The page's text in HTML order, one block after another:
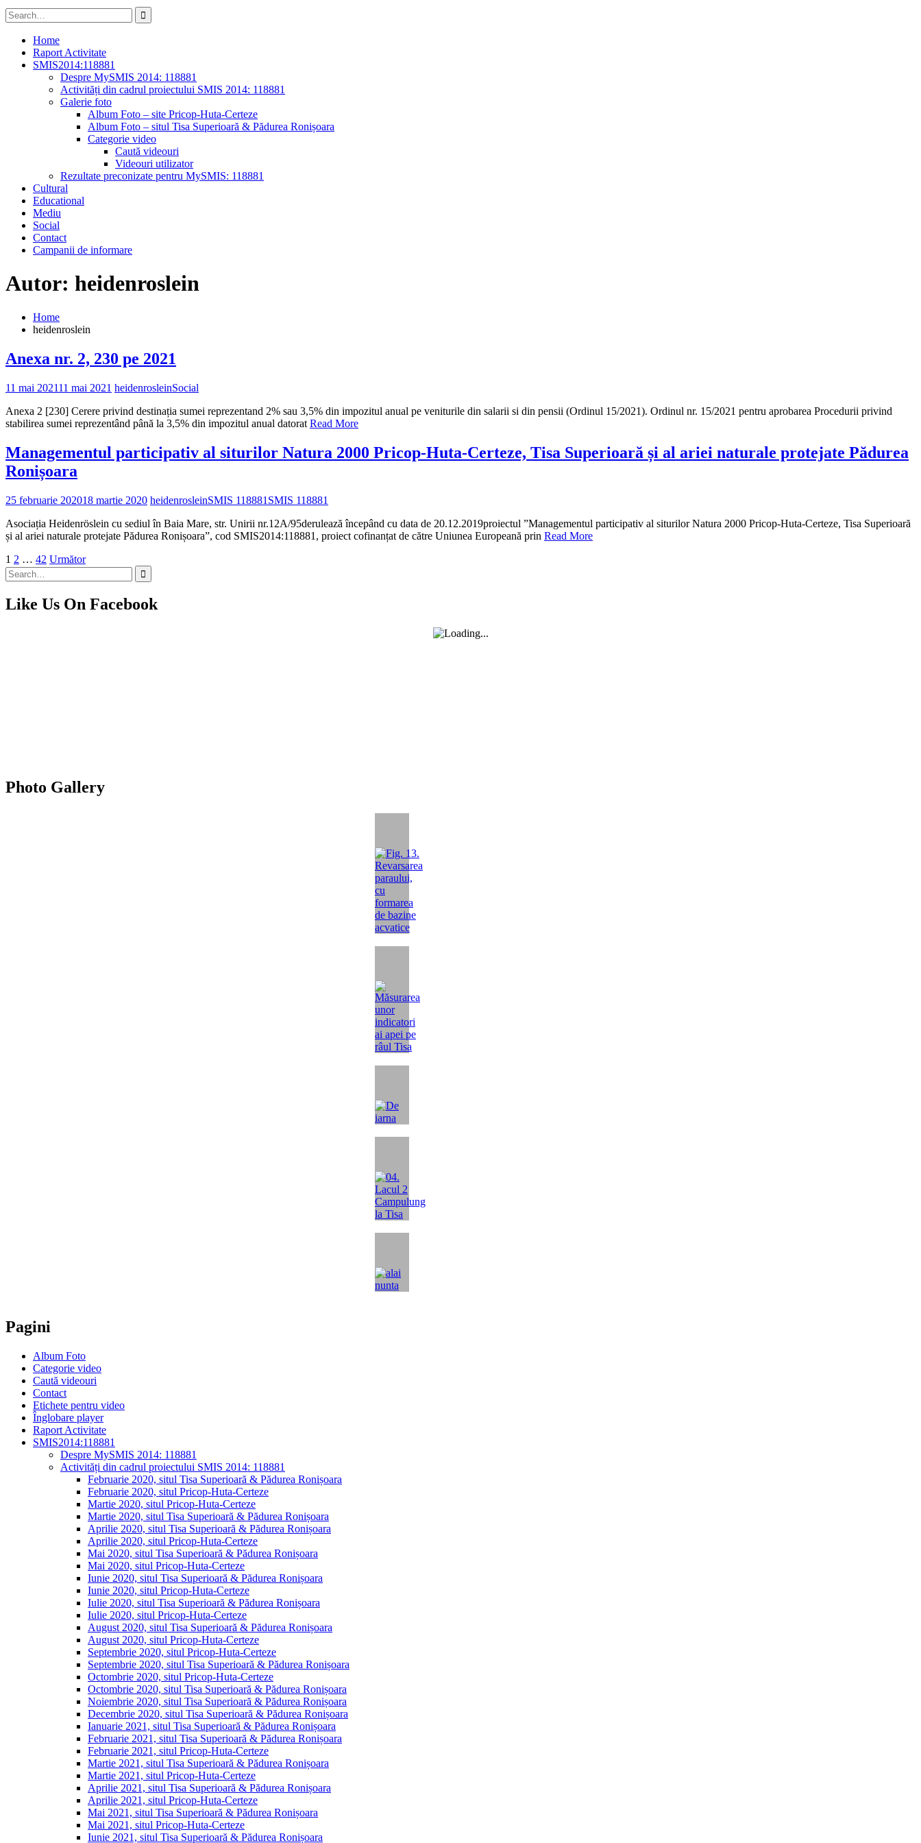
Search
for:
Home
Raport Activitate
SMIS2014:118881
Despre MySMIS 2014: 118881
Activități din cadrul proiectului SMIS 2014: 118881
Galerie foto
Album Foto – site Pricop-Huta-Certeze
Album Foto – situl Tisa Superioară & Pădurea Ronișoara
Categorie video
Caută videouri
Videouri utilizator
Rezultate preconizate pentru MySMIS: 118881
Cultural
Educational
Mediu
Social
Contact
Campanii de informare
Autor: heidenroslein
Home
heidenroslein
Anexa nr. 2, 230 pe 2021
11 mai 202111 mai 2021 heidenrosleinSocial
Anexa 2 [230] Cerere privind destinația sumei reprezentand 2% sau 3,5% din impozitul anual pe veniturile din salarii si din pensii (Ordinul 15/2021). Ordinul nr. 15/2021 pentru aprobarea Procedurii privind
stabilirea sumei reprezentând până la 3,5% din impozitul anual datorat Read More
Managementul participativ al siturilor Natura 2000 Pricop-Huta-Certeze, Tisa Superioară și al ariei naturale protejate Pădurea
Ronișoara
25 februarie 202018 martie 2020 heidenrosleinSMIS 118881 SMIS 118881
Asociația Heidenröslein cu sediul în Baia Mare, str. Unirii nr.12A/95derulează începând cu data de 20.12.2019proiectul ”Managementul participativ al siturilor Natura 2000 Pricop-Huta-Certeze, Tisa Superioară
și al ariei naturale protejate Pădurea Ronișoara”, cod SMIS2014:118881, proiect cofinanțat de către Uniunea Europeană prin Read More
Paginație
articole
1 2 … 42 Următor
Search
for:
Like Us On Facebook
Photo Gallery
Pagini
Album Foto
Categorie video
Caută videouri
Contact
Etichete pentru video
Înglobare player
Raport Activitate
SMIS2014:118881
Despre MySMIS 2014: 118881
Activități din cadrul proiectului SMIS 2014: 118881
Februarie 2020, situl Tisa Superioară & Pădurea Ronișoara
Februarie 2020, situl Pricop-Huta-Certeze
Martie 2020, situl Pricop-Huta-Certeze
Martie 2020, situl Tisa Superioară & Pădurea Ronișoara
Aprilie 2020, situl Tisa Superioară & Pădurea Ronișoara
Aprilie 2020, situl Pricop-Huta-Certeze
Mai 2020, situl Tisa Superioară & Pădurea Ronișoara
Mai 2020, situl Pricop-Huta-Certeze
Iunie 2020, situl Tisa Superioară & Pădurea Ronișoara
Iunie 2020, situl Pricop-Huta-Certeze
Iulie 2020, situl Tisa Superioară & Pădurea Ronișoara
Iulie 2020, situl Pricop-Huta-Certeze
August 2020, situl Tisa Superioară & Pădurea Ronișoara
August 2020, situl Pricop-Huta-Certeze
Septembrie 2020, situl Pricop-Huta-Certeze
Septembrie 2020, situl Tisa Superioară & Pădurea Ronișoara
Octombrie 2020, situl Pricop-Huta-Certeze
Octombrie 2020, situl Tisa Superioară & Pădurea Ronișoara
Noiembrie 2020, situl Tisa Superioară & Pădurea Ronișoara
Decembrie 2020, situl Tisa Superioară & Pădurea Ronișoara
Ianuarie 2021, situl Tisa Superioară & Pădurea Ronișoara
Februarie 2021, situl Tisa Superioară & Pădurea Ronișoara
Februarie 2021, situl Pricop-Huta-Certeze
Martie 2021, situl Tisa Superioară & Pădurea Ronișoara
Martie 2021, situl Pricop-Huta-Certeze
Aprilie 2021, situl Tisa Superioară & Pădurea Ronișoara
Aprilie 2021, situl Pricop-Huta-Certeze
Mai 2021, situl Tisa Superioară & Pădurea Ronișoara
Mai 2021, situl Pricop-Huta-Certeze
Iunie 2021, situl Tisa Superioară & Pădurea Ronișoara